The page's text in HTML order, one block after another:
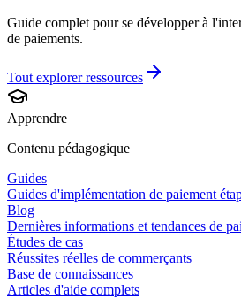
Guide complet pour se développer à
de paiements.
Tout explorer ressources
Apprendre
Contenu pédagogique
Guides
Guides d'implémentation de paiement
Blog
Dernières informations et tendances de
Études de cas
Réussites réelles de commerçants
Base de connaissances
Articles d'aide complets